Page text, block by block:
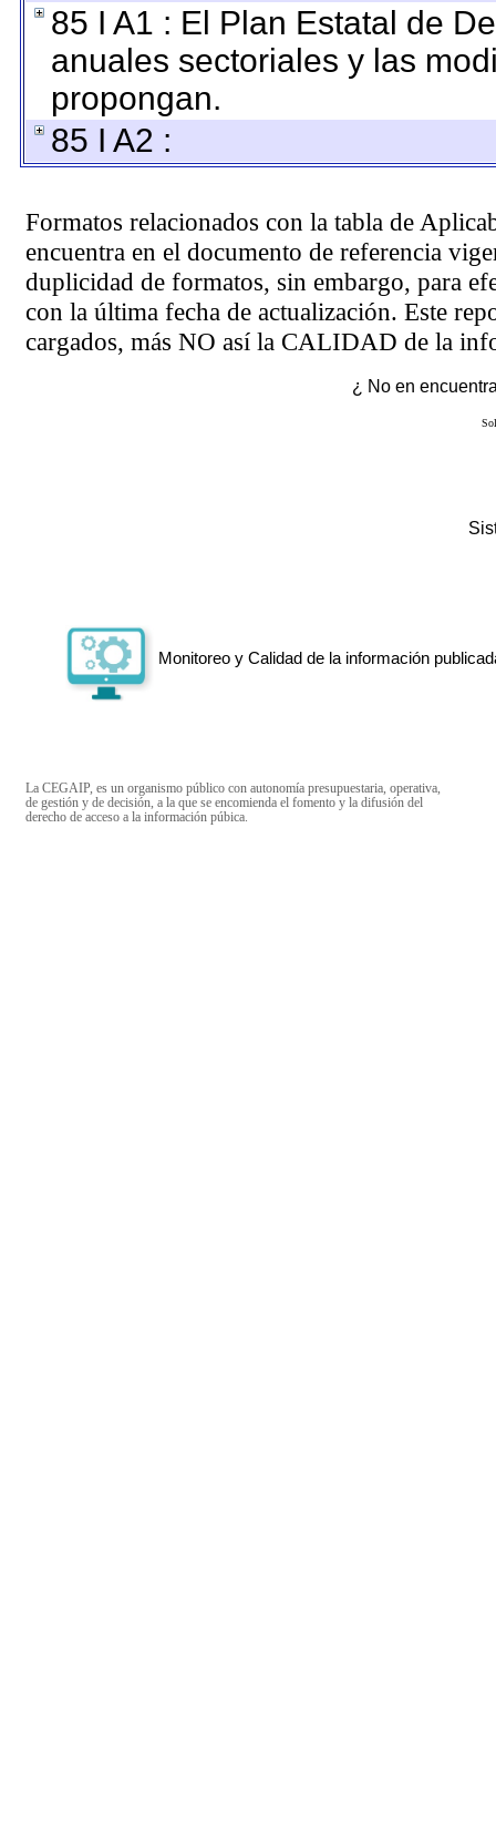
85 I A1 : El Plan Estatal de
anuales sectoriales y las
propongan.
85 I A2 :
Formatos relacionados con la tabla de
encuentra en el documento de referencia
duplicidad de formatos, sin embargo, para
con la última fecha de actualización. Este
cargados, más NO así la CALIDAD de la
¿ No en
Monitoreo y Calidad de la información
La CEGAIP, es un organismo público con autonomía presupuestaria, operativa,
de gestión y de decisión, a la que se encomienda el fomento y la difusión del
derecho de acceso a la información púbica.